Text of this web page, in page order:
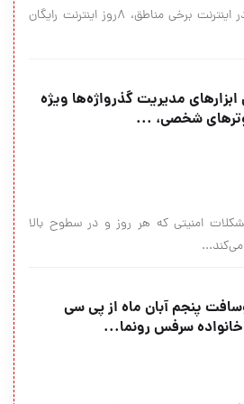
مخابرات در جبران اختلال در اینترنت برخی مناطق، 8روز اینترنت رایگان
ابزارهای مدیریت گذرواژه‌ها ویژه
شخصی، ...
امنیتی که هر روز و در سطوح بالا
می‌کند...
پنجم آبان ماه از پی سی
سرفس رونما...